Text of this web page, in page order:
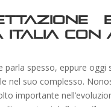
con
parla spesso, eppure
nel suo complesso.
importante